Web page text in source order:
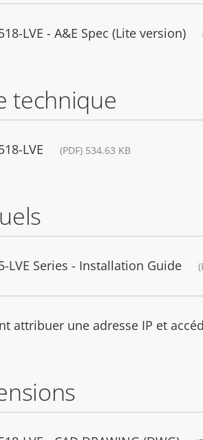
LVE - A&E Spec (Lite version)
technique
LVE (PDF) 534.63 KB
LVE Series - Installation Guide
attribuer une adresse IP et